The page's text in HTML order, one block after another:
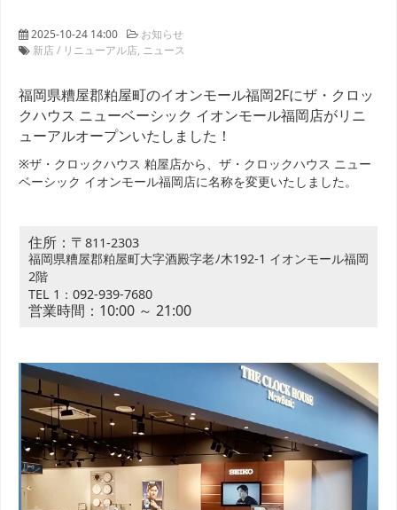
2025-10-24 14:00
お知らせ
新店 / リニューアル店 ニュース
福岡県糟屋郡粕屋町のイオンモール福岡2Fにザ・クロッ
クハウス ニューベーシック イオンモール福岡店がリニ
ューアルオープンいたしました！
※ザ・クロックハウス 粕屋店から、ザ・クロックハウス ニュー
ベーシック イオンモール福岡店に名称を変更いたしました。
住所：〒 811-2303
福岡県糟屋郡粕屋町大字酒殿字老ﾉ木192-1 イオンモール福岡
2階
TEL 1：092-939-7680
営業時間：10:00 ～ 21:00